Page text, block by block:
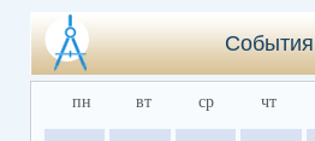
События
пн вт ср чт